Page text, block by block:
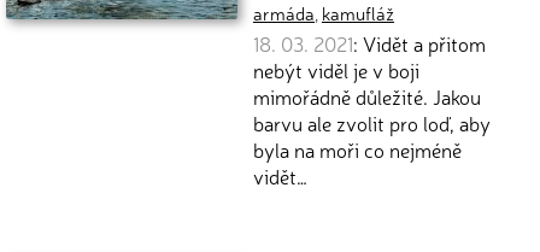
armáda, kamufláž
18. 03. 2021: Vidět a přitom
nebýt viděl je v boji
mimořádně důležité. Jakou
barvu ale zvolit pro loď, aby
byla na moři co nejméně
vidět…